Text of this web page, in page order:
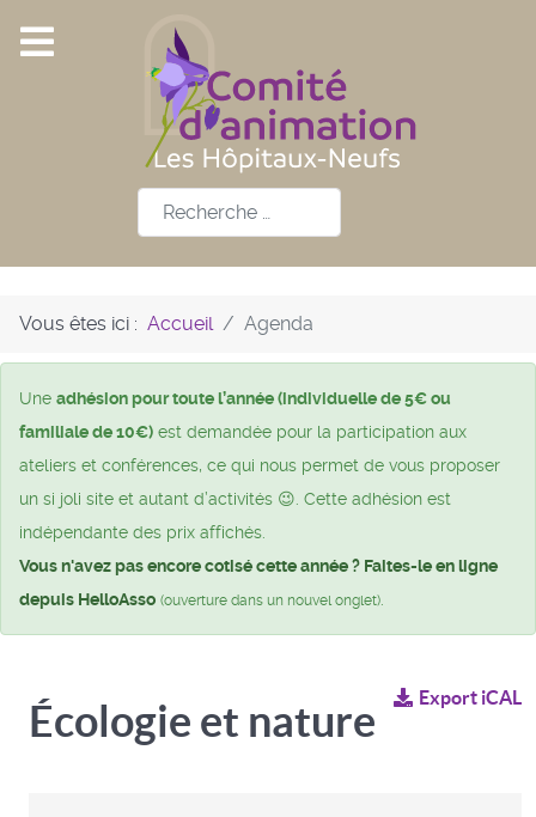
Rechercher
Vous êtes ici : Accueil Agenda
Une adhésion pour toute l’année (individuelle de 5€ ou
familiale de 10€) est demandée pour la participation aux
ateliers et conférences, ce qui nous permet de vous proposer
un si joli site et autant d’activités 😉. Cette adhésion est
indépendante des prix affichés.
Vous n'avez pas encore cotisé cette année ? Faites-le en ligne
depuis HelloAsso (ouverture dans un nouvel onglet)
Écologie et nature Export iCAL